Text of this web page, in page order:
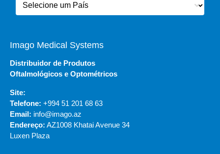
Imago Medical Systems
Distribuidor de Produtos
Oftalmológicos e Optométricos
Site:
Telefone: +994 51 201 68 63
Email: info@imago.az
Endereço: AZ1008 Khatai Avenue 34
Luxen Plaza